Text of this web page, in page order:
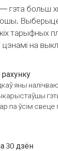
гэта больш
Выберыце
тарыфных
цэнамі на
яны
па ўсім свеце
30 дзён